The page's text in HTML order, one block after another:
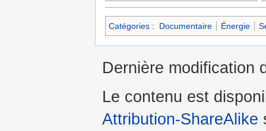
Catégories : Documentaire Énergie
Dernière modification
Le contenu est
Attribution-ShareAlike